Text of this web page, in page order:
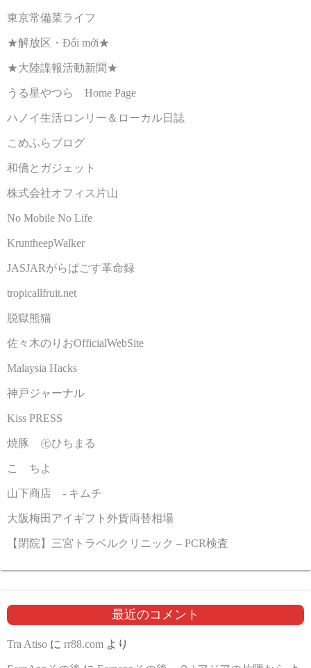
東京常備菜ライフ
★解放区・Đổi mới★
★大陸諜報活動新聞★
うる星やつら Home Page
ハノイ生活ロンリー＆ローカル日誌
こめふらブログ
和僑とガジェット
株式会社オフィス片山
No Mobile No Life
KruntheepWalker
JASJARがらぱごす革命録
tropicallfruit.net
脱獄熊猫
佐々木のりおOfficialWebSite
Malaysia Hacks
神戸ジャーナル
Kiss PRESS
焼豚 ㊆ひちまる
こゝちよ
山下商店 - キムチ
大阪梅田アイギフト外貨両替相場
【閉院】三宮トラベルクリニック – PCR検査
最近のコメント
Tra Atiso に rr88.com より